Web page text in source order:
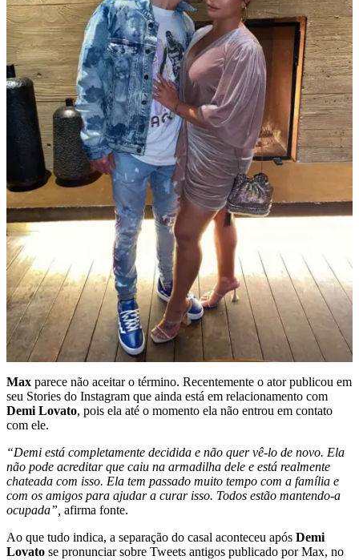
Max parece não aceitar o término. Recentemente o ator publicou em
seu Stories do Instagram que ainda está em relacionamento com
Demi Lovato, pois ela até o momento ela não entrou em contato
com ele.
“Demi está completamente decidida e não quer vê-lo de novo. Ela
não pode acreditar que caiu na armadilha dele e está realmente
chateada com isso. Ela tem passado muito tempo com a família e
com os amigos para ajudar a curar isso. Todos estão mantendo-a
ocupada”, afirma fonte.
Ao que tudo indica, a separação do casal aconteceu após Demi
Lovato se pronunciar sobre Tweets antigos publicado por Max, no